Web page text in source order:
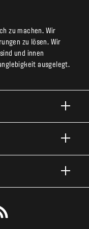
zu machen. Wir
zu lösen. Wir
und innen
ausgelegt.